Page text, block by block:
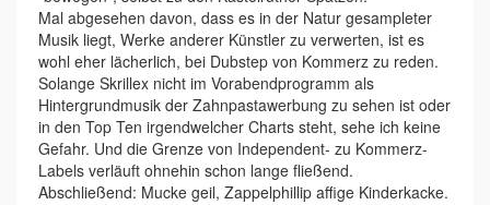
Mal abgesehen davon, dass es in der Natur gesampleter
Musik liegt, Werke anderer Künstler zu verwerten, ist es
wohl eher lächerlich, bei Dubstep von Kommerz zu reden.
Solange Skrillex nicht im Vorabendprogramm als
Hintergrundmusik der Zahnpastawerbung zu sehen ist oder
in den Top Ten irgendwelcher Charts steht, sehe ich keine
Gefahr. Und die Grenze von Independent- zu Kommerz-
Labels verläuft ohnehin schon lange fließend.
Abschließend: Mucke geil, Zappelphillip affige Kinderkacke.